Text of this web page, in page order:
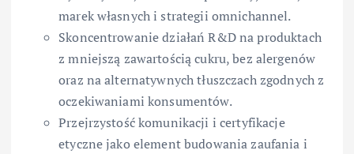
marek własnych i strategii omnichannel.
Skoncentrowanie działań R&D na produktach
z mniejszą zawartością cukru, bez alergenów
oraz na alternatywnych tłuszczach zgodnych z
oczekiwaniami konsumentów.
Przejrzystość komunikacji i certyfikacje
etyczne jako element budowania zaufania i